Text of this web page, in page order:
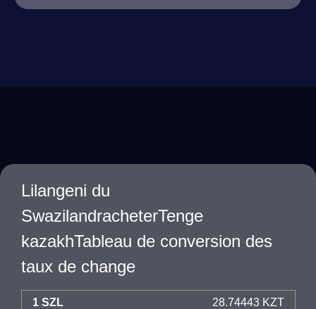
Lilangeni du
SwazilandracheterTenge
kazakhTableau de conversion des
taux de change
1 SZL 28.74443 KZT